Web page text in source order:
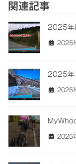
関連記事
2025年
2025
2025年
2025
2025